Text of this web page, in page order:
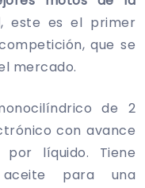
, este es el primer
que se
mercado.
de 2
con avance
líquido. Tiene
para una